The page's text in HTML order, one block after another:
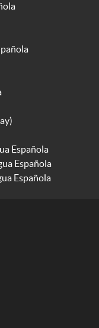
Española
Española
Española